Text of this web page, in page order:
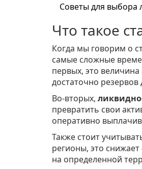
Советы для выбора
Что такое
Когда мы говорим о
самые сложные
первых, это величина
достаточно резервов
Во-вторых,
превратить свои
оперативно
Также стоит
регионы, это
на определенной